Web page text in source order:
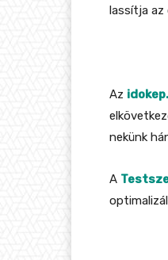
lassítja az
Az
nekünk
A